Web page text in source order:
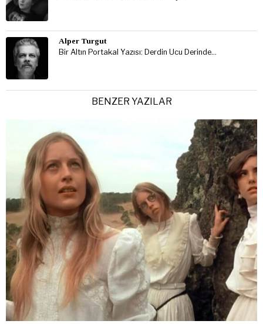
Alper Turgut
Bir Altın Portakal Yazısı: Derdin Ucu Derinde…
BENZER YAZILAR